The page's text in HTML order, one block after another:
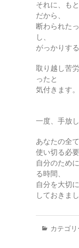
それに、も
だから、
断わられた
し、
がっかりす
取り越し苦
ったと
気付きます。
一度、手放
あなたの全
使い切る必
自分のため
る時間、
自分を大切
しておきまし
カテゴリ